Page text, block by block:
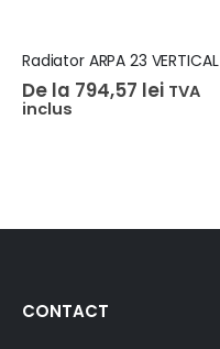
Radiator ARPA 23 VERTICAL
De la 794,57 lei TVA
inclus
CONTACT